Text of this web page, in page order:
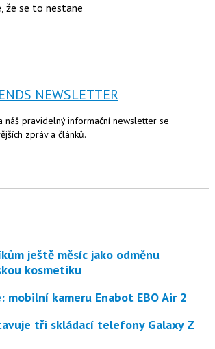
že se to nestane
NEWSLETTER
náš pravidelný informační newsletter se
zpráv a článků.
kosmetiku
mobilní kameru Enabot EBO Air 2